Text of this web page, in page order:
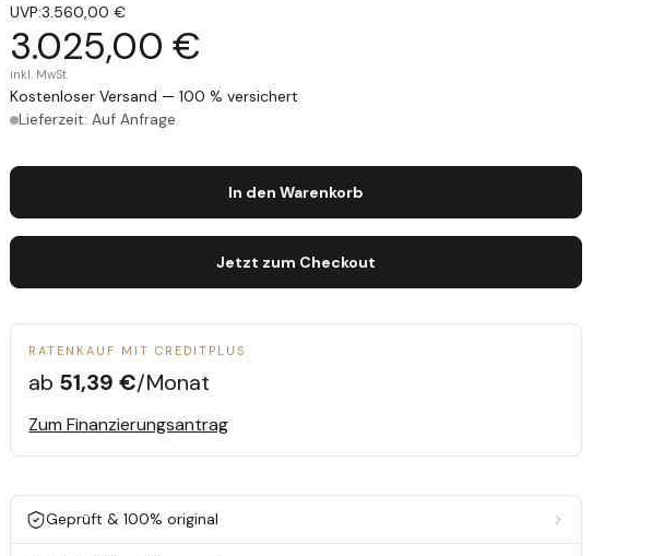
UVP:3.560,00 €
3.025,00 €
inkl. MwSt.
Kostenloser Versand — 100 % versichert
Lieferzeit: Auf Anfrage
In den Warenkorb
Jetzt zum Checkout
RATENKAUF MIT CREDITPLUS
ab 51,39 €/Monat
Zum Finanzierungsantrag
Geprüft & 100% original